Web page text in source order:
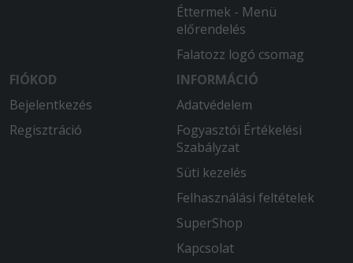
Éttermek - Menü
előrendelés
Falatozz logó csomag
FIÓKOD
Bejelentkezés
Regisztráció
INFORMÁCIÓ
Adatvédelem
Fogyasztói Értékelési
Szabályzat
Süti kezelés
Felhasználási feltételek
SuperShop
Kapcsolat